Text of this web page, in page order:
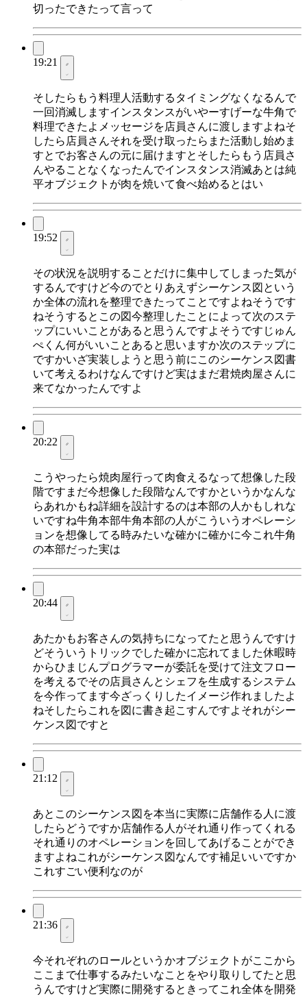
切ったできたって言って
19:21
そしたらもう料理人活動するタイミングなくなるんで
一回消滅しますインスタンスがいやーすげーな牛角で
料理できたよメッセージを店員さんに渡しますよねそ
したら店員さんそれを受け取ったらまた活動し始めま
すとでお客さんの元に届けますとそしたらもう店員さ
んやることなくなったんでインスタンス消滅あとは純
平オブジェクトが肉を焼いて食べ始めるとはい
19:52
その状況を説明することだけに集中してしまった気が
するんですけど今のでとりあえずシーケンス図という
か全体の流れを整理できたってことですよねそうです
ねそうするとこの図今整理したことによって次のステ
ップにいいことがあると思うんですよそうですじゅん
ぺくん何がいいことあると思いますか次のステップに
ですかいざ実装しようと思う前にこのシーケンス図書
いて考えるわけなんですけど実はまだ君焼肉屋さんに
来てなかったんですよ
20:22
こうやったら焼肉屋行って肉食えるなって想像した段
階ですまだ今想像した段階なんですかというかなんな
らあれかもね詳細を設計するのは本部の人かもしれな
いですね牛角本部牛角本部の人がこういうオペレーシ
ョンを想像してる時みたいな確かに確かに今これ牛角
の本部だった実は
20:44
あたかもお客さんの気持ちになってたと思うんですけ
どそういうトリックでした確かに忘れてました休暇時
からひまじんプログラマーが委託を受けて注文フロー
を考えるでその店員さんとシェフを生成するシステム
を今作ってます今ざっくりしたイメージ作れましたよ
ねそしたらこれを図に書き起こすんですよそれがシー
ケンス図ですと
21:12
あとこのシーケンス図を本当に実際に店舗作る人に渡
したらどうですか店舗作る人がそれ通り作ってくれる
それ通りのオペレーションを回してあげることができ
ますよねこれがシーケンス図なんです補足いいですか
これすごい便利なのが
21:36
今それぞれのロールというかオブジェクトがここから
ここまで仕事するみたいなことをやり取りしてたと思
うんですけど実際に開発するときってこれ全体を開発